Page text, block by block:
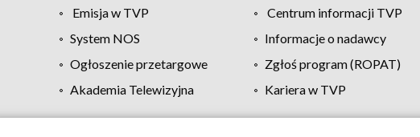
Emisja w TVP Centrum informacji TVP
System NOS Informacje o nadawcy
Ogłoszenie przetargowe Zgłoś program (ROPAT)
Akademia Telewizyjna Kariera w TVP